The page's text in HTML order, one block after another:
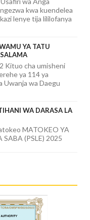
kwa kuendelea
lenye tija lililofanya
YA TATU
Kituo cha umisheni
ya 114 ya
Uwanja wa Daegu
WA DARASA LA
MATOKEO YA
(PSLE) 2025